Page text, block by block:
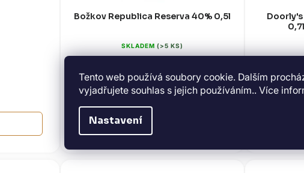
Tento web používá soubory cookie. Dalším
vyjadřujete souhlas s jejich používáním.. Více
Nastavení
Božkov Republica Reserva 40% 0,5l
SKLADEM (>5 KS)
DO KOŠÍKU
Božkov Republica Reserva 40% 0,7l je prémiový
karibský blend tvořený rumy z pěti vyhlášených
Doorly's
proslulé